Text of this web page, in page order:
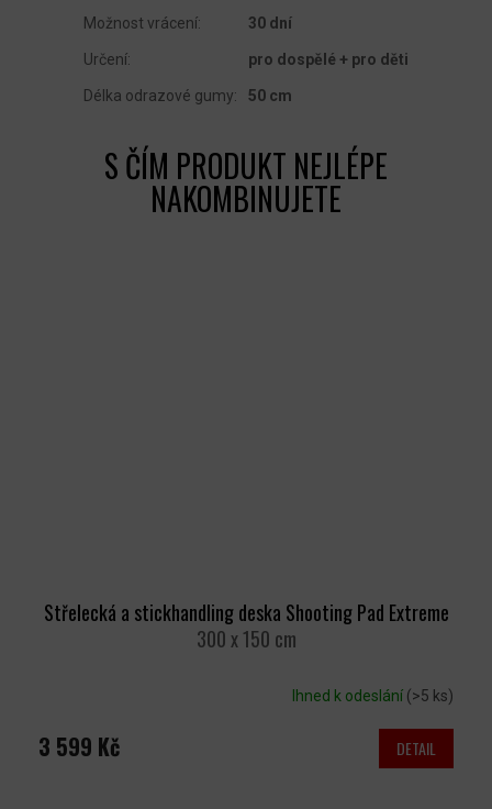
Střelecká a stickhandling deska Shooting Pad Extreme
300 x 150 cm
Ihned k odeslání (>5 ks)
3 599 Kč DETAIL
Možnost vrácení: 30 dní
Určení: pro dospělé + pro děti
Délka odrazové gumy: 50 cm